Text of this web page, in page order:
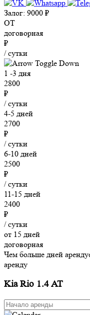
Залог: 9000 ₽
ОТ
договорная
₽
/ сутки
1 -3 дня
2800
₽
/ сутки
4-5 дней
2700
₽
/ сутки
6-10 дней
2500
₽
/ сутки
11-15 дней
2400
₽
/ сутки
от 15 дней
договорная
Чем больше дней
аренду
Kia Rio 1.4 AT